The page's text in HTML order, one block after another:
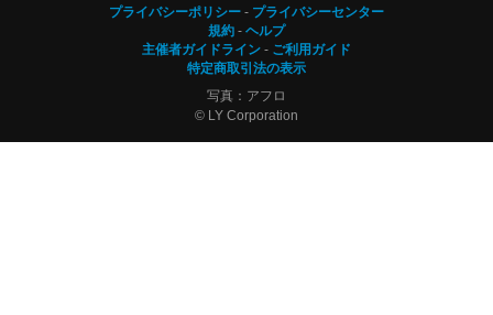
プライバシーポリシー
プライバシーセンター
規約
ヘルプ
主催者ガイドライン
ご利用ガイド
特定商取引法の表示
写真：アフロ
© LY Corporation